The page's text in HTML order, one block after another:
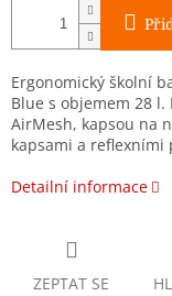
Ergonomický školní
Blue s objemem 28 l.
AirMesh, kapsou na
kapsami a reflexními
Detailní informace
ZEPTAT SE